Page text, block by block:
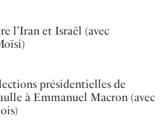
l’Iran et Israël (avec
présidentielles de
à Emmanuel Macron (avec